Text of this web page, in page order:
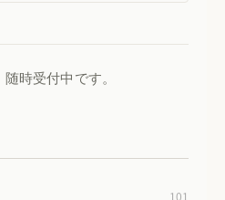
、随時受付中です。
101